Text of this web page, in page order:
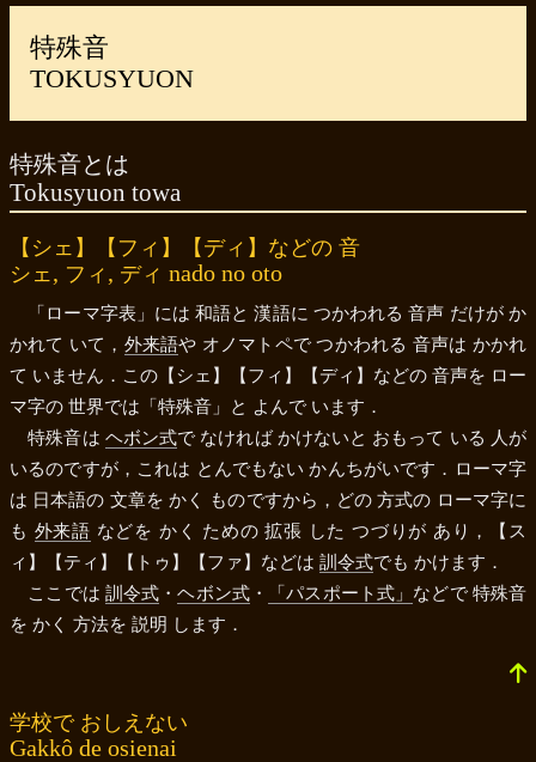
特殊音
TOKUSYUON
特殊音とは
Tokusyuon towa
【シェ】 【フィ】 【ディ】 などの 音
シェ , フィ , ディ nado no oto
「ローマ字表」には 和語と 漢語に つかわれる 音声 だけが か
かれて いて， 外来語や オノマトペで つかわれる 音声は かかれ
て いません．この 【シェ】 【フィ】 【ディ】 などの 音声を ロー
マ字の 世界では「特殊音」と よんで います．
特殊音は ヘボン式で なければ かけないと おもって いる 人が
いるのですが，これは とんでもない かんちがいです．ローマ字
は 日本語の 文章を かく ものですから，どの 方式の ローマ字に
も 外来語 などを かく ための 拡張 した つづりが あり，
【ス
ィ】
【ティ】 【トゥ】 【ファ】 などは 訓令式でも かけます．
ここでは 訓令式 ・ヘボン式 ・ 「パスポート式」 などで 特殊音
を かく 方法を 説明 します．
学校で おしえない
Gakkô de osienai